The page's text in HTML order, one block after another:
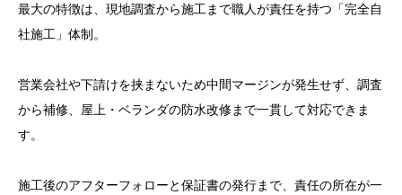
最大の特徴は、現地調査から施工まで職人が責任を持つ「完全自
社施工」体制。
営業会社や下請けを挟まないため中間マージンが発生せず、調査
から補修、屋上・ベランダの防水改修まで一貫して対応できま
す。
施工後のアフターフォローと保証書の発行まで、責任の所在が一